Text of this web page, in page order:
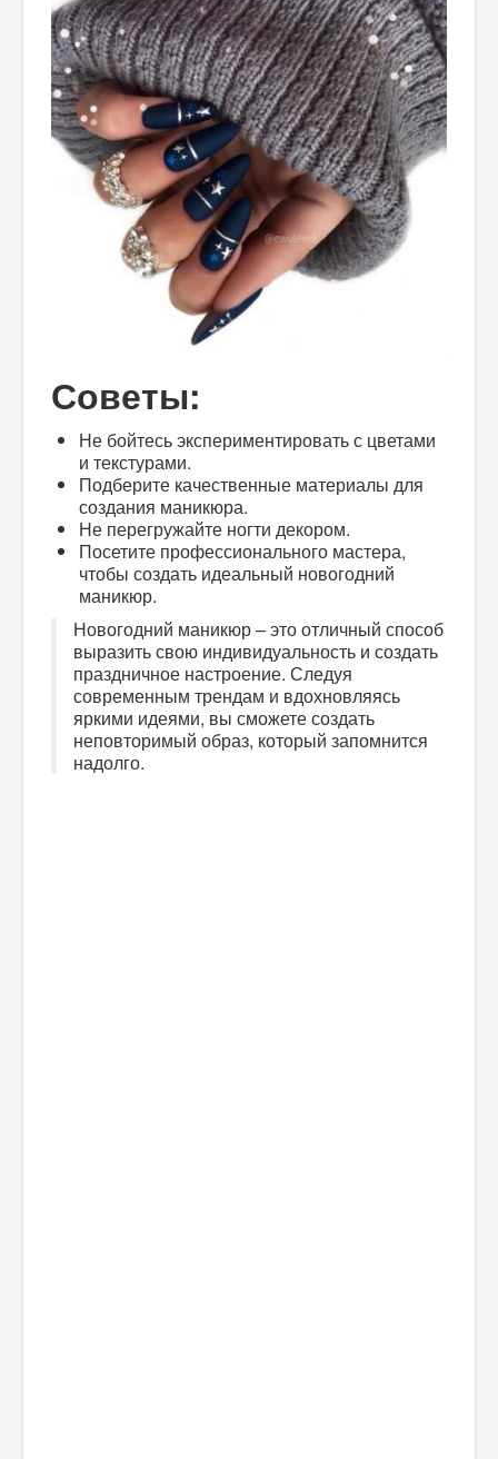
Советы:
Не бойтесь экспериментировать с цветами
и текстурами.
Подберите качественные материалы для
создания маникюра.
Не перегружайте ногти декором.
Посетите профессионального мастера,
чтобы создать идеальный новогодний
маникюр.
Новогодний маникюр – это отличный способ
выразить свою индивидуальность и создать
праздничное настроение. Следуя
современным трендам и вдохновляясь
яркими идеями, вы сможете создать
неповторимый образ, который запомнится
надолго.